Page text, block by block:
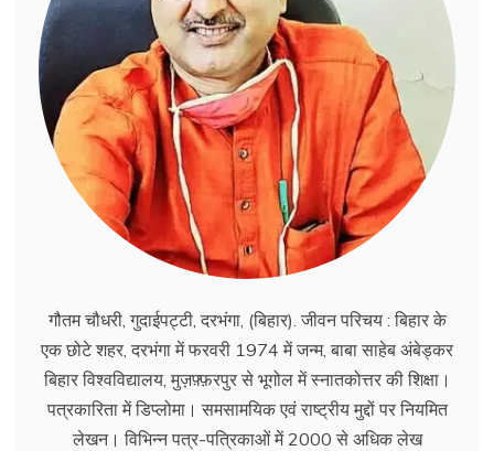
गौतम चौधरी, गुदाईपट्टी, दरभंगा, (बिहार). जीवन परिचय : बिहार के
एक छोटे शहर, दरभंगा में फरवरी 1974 में जन्म, बाबा साहेब अंबेड्कर
बिहार विश्वविद्यालय, मुज़फ़्फ़रपुर से भूगोल में स्नातकोत्तर की शिक्षा।
पत्रकारिता में डिप्लोमा। समसामयिक एवं राष्ट्रीय मुद्दों पर नियमित
लेखन। विभिन्न पत्र-पत्रिकाओं में 2000 से अधिक लेख